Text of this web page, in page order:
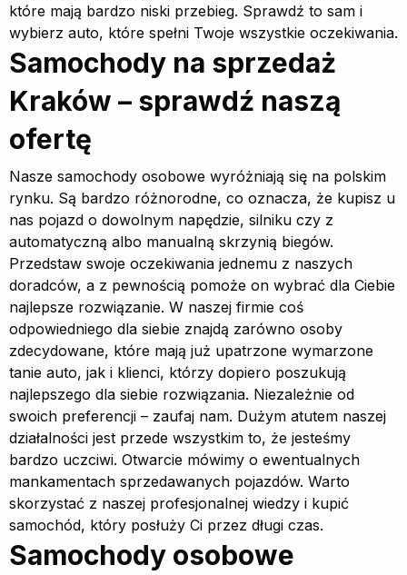
które mają bardzo niski przebieg. Sprawdź to sam i
wybierz auto, które spełni Twoje wszystkie oczekiwania.
Samochody na sprzedaż
Kraków – sprawdź naszą
ofertę
Nasze samochody osobowe wyróżniają się na polskim
rynku. Są bardzo różnorodne, co oznacza, że kupisz u
nas pojazd o dowolnym napędzie, silniku czy z
automatyczną albo manualną skrzynią biegów.
Przedstaw swoje oczekiwania jednemu z naszych
doradców, a z pewnością pomoże on wybrać dla Ciebie
najlepsze rozwiązanie. W naszej firmie coś
odpowiedniego dla siebie znajdą zarówno osoby
zdecydowane, które mają już upatrzone wymarzone
tanie auto, jak i klienci, którzy dopiero poszukują
najlepszego dla siebie rozwiązania. Niezależnie od
swoich preferencji – zaufaj nam. Dużym atutem naszej
działalności jest przede wszystkim to, że jesteśmy
bardzo uczciwi. Otwarcie mówimy o ewentualnych
mankamentach sprzedawanych pojazdów. Warto
skorzystać z naszej profesjonalnej wiedzy i kupić
samochód, który posłuży Ci przez długi czas.
Samochody osobowe